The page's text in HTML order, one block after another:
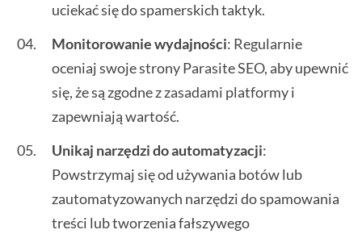
uciekać się do spamerskich taktyk.
Monitorowanie wydajności: Regularnie
oceniaj swoje strony Parasite SEO, aby upewnić
się, że są zgodne z zasadami platformy i
zapewniają wartość.
Unikaj narzędzi do automatyzacji:
Powstrzymaj się od używania botów lub
zautomatyzowanych narzędzi do spamowania
treści lub tworzenia fałszywego